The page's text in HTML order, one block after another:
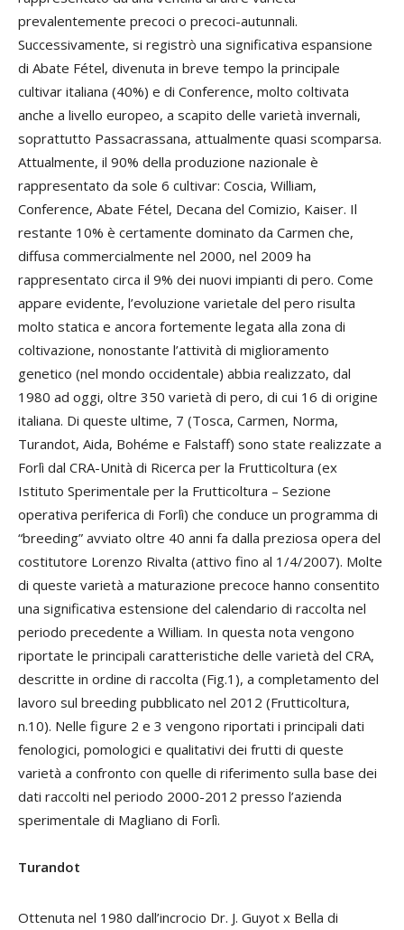
prevalentemente precoci o precoci-autunnali.
Successivamente, si registrò una significativa espansione
di Abate Fétel, divenuta in breve tempo la principale
cultivar italiana (40%) e di Conference, molto coltivata
anche a livello europeo, a scapito delle varietà invernali,
soprattutto Passacrassana, attualmente quasi scomparsa.
Attualmente, il 90% della produzione nazionale è
rappresentato da sole 6 cultivar: Coscia, William,
Conference, Abate Fétel, Decana del Comizio, Kaiser. Il
restante 10% è certamente dominato da Carmen che,
diffusa commercialmente nel 2000, nel 2009 ha
rappresentato circa il 9% dei nuovi impianti di pero. Come
appare evidente, l’evoluzione varietale del pero risulta
molto statica e ancora fortemente legata alla zona di
coltivazione, nonostante l’attività di miglioramento
genetico (nel mondo occidentale) abbia realizzato, dal
1980 ad oggi, oltre 350 varietà di pero, di cui 16 di origine
italiana. Di queste ultime, 7 (Tosca, Carmen, Norma,
Turandot, Aida, Bohéme e Falstaff) sono state realizzate a
Forlì dal CRA-Unità di Ricerca per la Frutticoltura (ex
Istituto Sperimentale per la Frutticoltura – Sezione
operativa periferica di Forlì) che conduce un programma di
“breeding” avviato oltre 40 anni fa dalla preziosa opera del
costitutore Lorenzo Rivalta (attivo fino al 1/4/2007). Molte
di queste varietà a maturazione precoce hanno consentito
una significativa estensione del calendario di raccolta nel
periodo precedente a William. In questa nota vengono
riportate le principali caratteristiche delle varietà del CRA,
descritte in ordine di raccolta (Fig.1), a completamento del
lavoro sul breeding pubblicato nel 2012 (Frutticoltura,
n.10). Nelle figure 2 e 3 vengono riportati i principali dati
fenologici, pomologici e qualitativi dei frutti di queste
varietà a confronto con quelle di riferimento sulla base dei
dati raccolti nel periodo 2000-2012 presso l’azienda
sperimentale di Magliano di Forlì.
Turandot
Ottenuta nel 1980 dall’incrocio Dr. J. Guyot x Bella di